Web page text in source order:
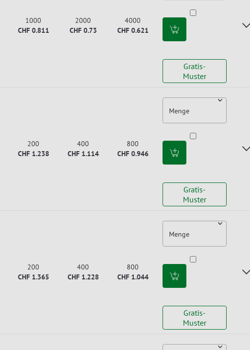
1000
CHF 0.811
2000
CHF 0.73
4000
CHF 0.621
Gratis-
Muster
200
CHF 1.238
400
CHF 1.114
800
CHF 0.946
Menge
Gratis-
Muster
200
CHF 1.365
400
CHF 1.228
800
CHF 1.044
Menge
Gratis-
Muster